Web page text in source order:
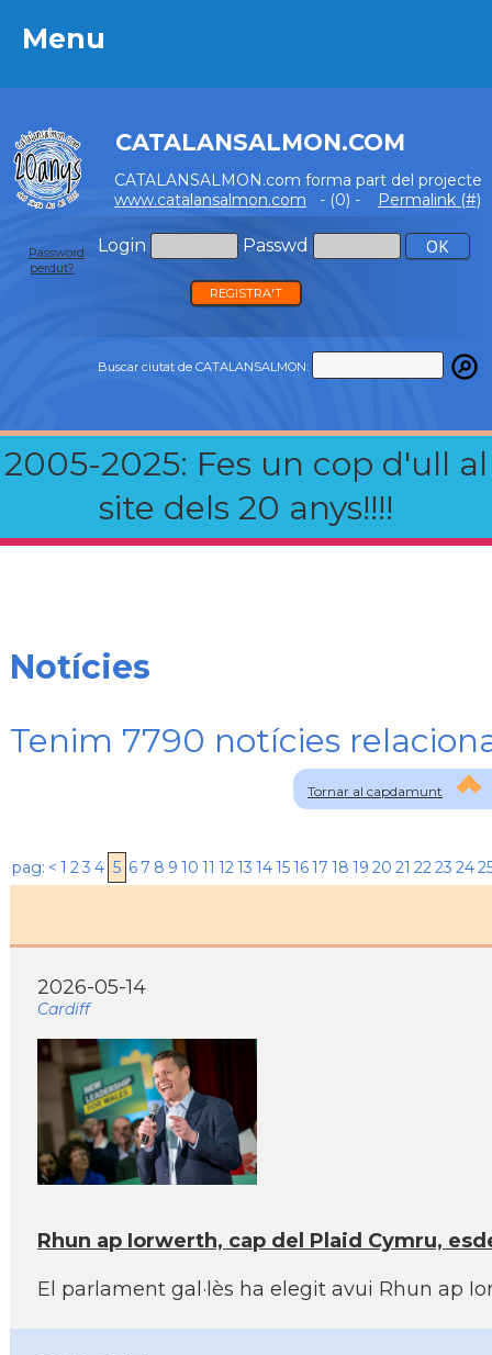
Menu
CATALANSALMON.COM
CATALANSALMON.com forma part del projecte
www.catalansalmon.com - (0) - Permalink (#)
Login Passwd
Password
perdut?
REGISTRA'T
Buscar ciutat de CATALANSALMON:
2005-2025: Fes un cop d'ull al
site dels 20 anys!!!!
Menu
Tornar al capdamunt
Notícies
Tenim 7790 notícies
pag: < 1 23 4 5 6 7 8 9 10 11 1213 14151617 18 19 20 21 2223 24
2026-05-14
Cardiff
Rhun ap Iorwerth, cap del Plaid Cymru,
El parlament gal·lès ha elegit avui Rhun ap